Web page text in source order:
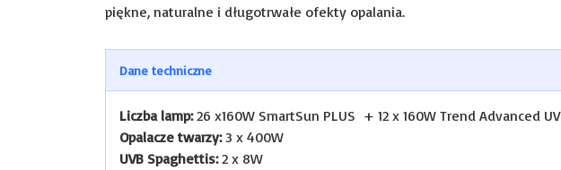
piękne, naturalne i długotrwałe ofekty opalania.
Dane techniczne
Liczba lamp:26 x160W SmartSun PLUS + 12 x 160W Trend Advanced UV
Opalacze twarzy:3 x 400W
UVB Spaghettis:2 x 8W